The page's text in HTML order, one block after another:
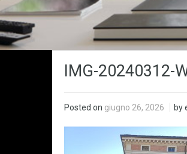
IMG-20240312-
Posted on giugno 26, 2026 by